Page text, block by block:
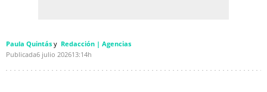
Paula Quintás
Redacción | Agencias
Publicada6 julio 202613:14h